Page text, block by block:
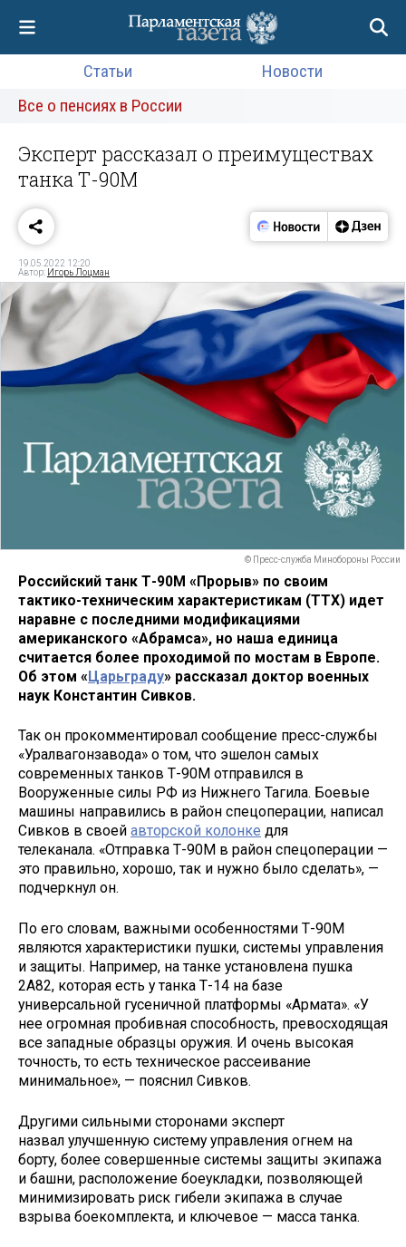
Статьи
Новости
Все о пенсиях в России
Эксперт рассказал о преимуществах
танка Т-90М
19.05.2022 12:20
Автор: Игорь Лоцман
© Пресс-служба Минобороны России
Российский танк Т-90М «Прорыв» по своим
тактико-техническим характеристикам (ТТХ) идет
наравне с последними модификациями
американского «Абрамса», но наша единица
считается более проходимой по мостам в Европе.
Об этом «Царьграду» рассказал доктор военных
наук Константин Сивков.
Так он прокомментировал сообщение пресс-службы
«Уралвагонзавода» о том, что эшелон самых
современных танков Т-90М отправился в
Вооруженные силы РФ из Нижнего Тагила. Боевые
машины направились в район спецоперации, написал
Сивков в своей авторской колонке для
телеканала. «Отправка Т-90М в район спецоперации —
это правильно, хорошо, так и нужно было сделать», —
подчеркнул он.
По его словам, важными особенностями Т-90М
являются характеристики пушки, системы управления
и защиты. Например, на танке установлена пушка
2А82, которая есть у танка Т-14 на базе
универсальной гусеничной платформы «Армата». «У
нее огромная пробивная способность, превосходящая
все западные образцы оружия. И очень высокая
точность, то есть техническое рассеивание
минимальное», — пояснил Сивков.
Другими сильными сторонами эксперт
назвал улучшенную систему управления огнем на
борту, более совершенные системы защиты экипажа
и башни, расположение боеукладки, позволяющей
минимизировать риск гибели экипажа в случае
взрыва боекомплекта, и ключевое — масса танка.